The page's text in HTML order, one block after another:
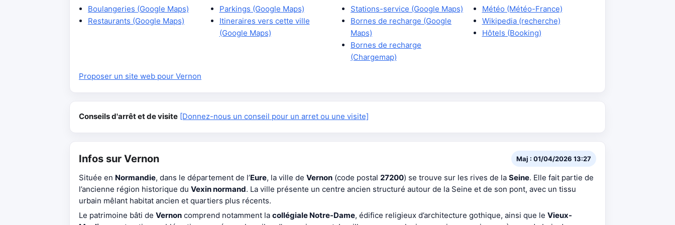
Boulangeries (Google Maps)
Restaurants (Google Maps)
Parkings (Google Maps)
Itineraires vers cette ville
(Google Maps)
Stations-service (Google Maps)
Bornes de recharge (Google
Maps)
Bornes de recharge
(Chargemap)
Météo (Météo-France)
Wikipedia (recherche)
Hôtels (Booking)
Proposer un site web pour Vernon
Conseils d'arrêt et de visite [Donnez-nous un conseil pour un arret ou une visite]
Infos sur Vernon Maj : 01/04/2026 13:27
Située en Normandie, dans le département de l’Eure, la ville de Vernon (code postal 27200) se trouve sur les rives de la Seine. Elle fait partie de
l’ancienne région historique du Vexin normand. La ville présente un centre ancien structuré autour de la Seine et de son pont, avec un tissu
urbain mêlant habitat ancien et quartiers plus récents.
Le patrimoine bâti de Vernon comprend notamment la collégiale Notre-Dame, édifice religieux d’architecture gothique, ainsi que le Vieux-